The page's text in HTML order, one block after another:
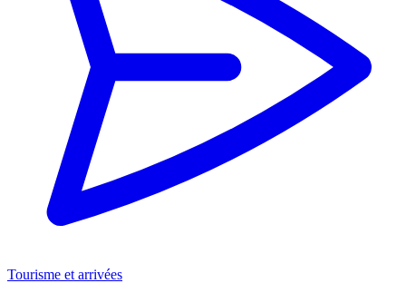
Tourisme et arrivées